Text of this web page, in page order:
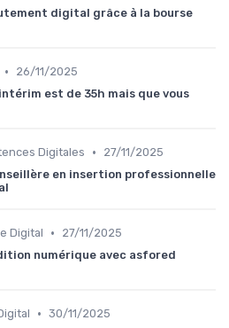
digital grâce à la bourse
•
26/11/2025
est de 35h mais que vous
Digitales •
27/11/2025
en insertion professionnelle
Digital •
27/11/2025
numérique avec asfored
• 30/11/2025